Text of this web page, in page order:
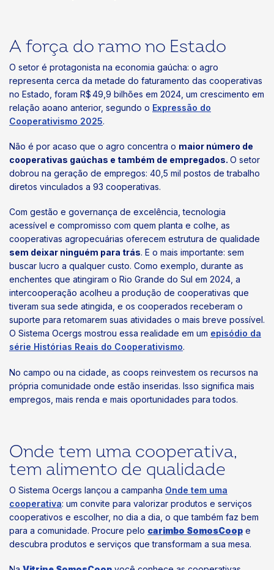
A força do ramo no Estado
O setor é protagonista na economia gaúcha: o agro
representa cerca da metade do faturamento das cooperativas
no Estado, foram R$ 49,9 bilhões em 2024, um crescimento em
relação aoano anterior, segundo o Expressão do
Cooperativismo 2025.
Não é por acaso que o agro concentra o maior número de
cooperativas gaúchas e também de empregados. O setor
dobrou na geração de empregos: 40,5 mil postos de trabalho
diretos vinculados a 93 cooperativas.
Com gestão e governança de excelência, tecnologia
acessível e compromisso com quem planta e colhe, as
cooperativas agropecuárias oferecem estrutura de qualidade
sem deixar ninguém para trás. E o mais importante: sem
buscar lucro a qualquer custo. Como exemplo, durante as
enchentes que atingiram o Rio Grande do Sul em 2024, a
intercooperação acolheu a produção de cooperativas que
tiveram sua sede atingida, e os cooperados receberam o
suporte para retomarem suas atividades o mais breve possível.
O Sistema Ocergs mostrou essa realidade em um episódio da
série Histórias Reais do Cooperativismo.
No campo ou na cidade, as coops reinvestem os recursos na
própria comunidade onde estão inseridas. Isso significa mais
empregos, mais renda e mais oportunidades para todos.
Onde tem uma cooperativa,
tem alimento de qualidade
O Sistema Ocergs lançou a campanha Onde tem uma
cooperativa: um convite para valorizar produtos e serviços
cooperativos e escolher, no dia a dia, o que também faz bem
para a comunidade. Procure pelo carimbo SomosCoop e
descubra produtos e serviços que transformam a sua mesa.